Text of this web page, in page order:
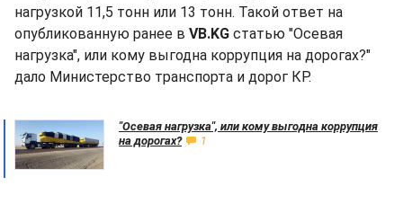
нагрузкой 11,5 тонн или 13 тонн. Такой ответ на
опубликованную ранее в VB.KG статью "Осевая
нагрузка", или кому выгодна коррупция на дорогах?"
дало Министерство транспорта и дорог КР.
"Осевая нагрузка", или кому выгодна коррупция
на дорогах?
1